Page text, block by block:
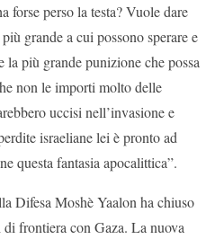
forse perso la testa? Vuole dare
grande a cui possono sperare e
la più grande punizione che possa
non le importi molto delle
uccisi nell’invasione e
israeliane lei è pronto ad
questa fantasia apocalittica”.
Difesa Moshè Yaalon ha chiuso
frontiera con Gaza. La nuova